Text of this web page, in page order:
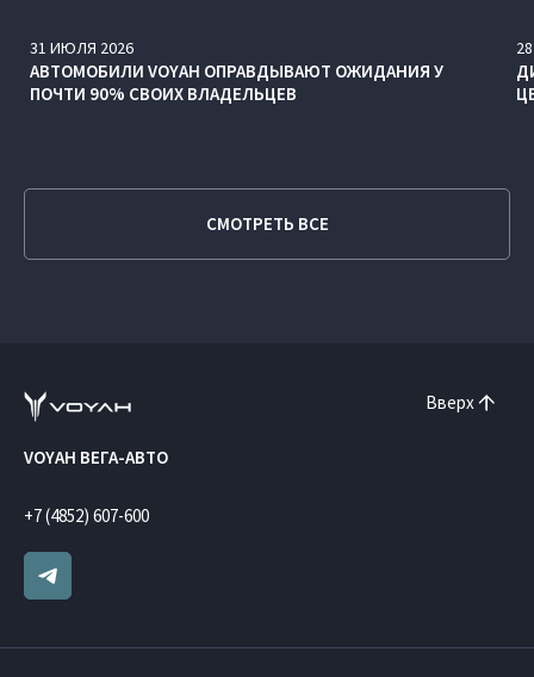
31 ИЮЛЯ 2026
АВТОМОБИЛИ VOYAH ОПРАВДЫВАЮТ ОЖИДАНИЯ У
ПОЧТИ 90% СВОИХ ВЛАДЕЛЬЦЕВ
28
СМОТРЕТЬ ВСЕ
Вверх
VOYAH ВЕГА-АВТО
+7 (4852) 607-600